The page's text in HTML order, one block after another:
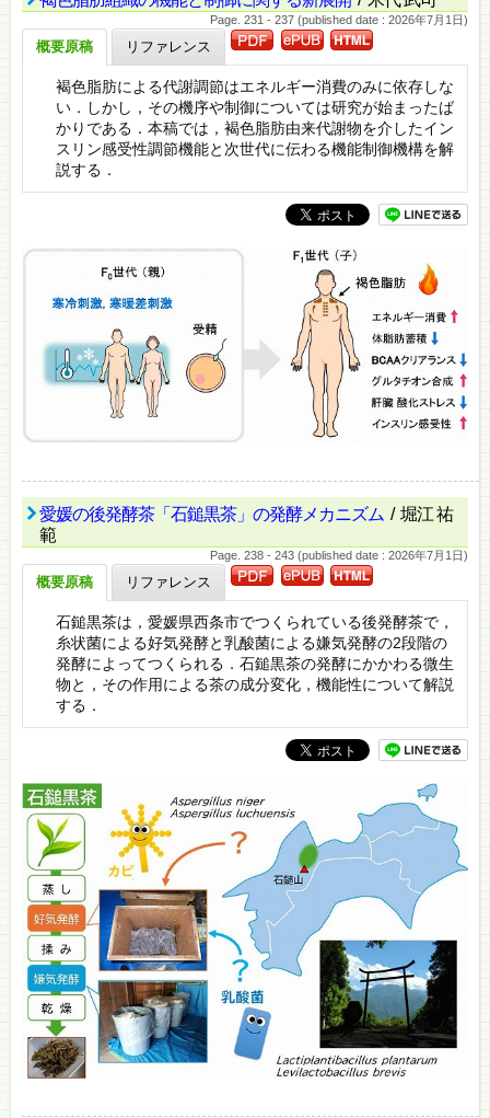
Page. 231 - 237 (published date : 2026年7月1日)
概要原稿 リファレンス
褐色脂肪による代謝調節はエネルギー消費のみに依存しな
い．しかし，その機序や制御については研究が始まったば
かりである．本稿では，褐色脂肪由来代謝物を介したイン
スリン感受性調節機能と次世代に伝わる機能制御機構を解
説する．
愛媛の後発酵茶「石鎚黒茶」の発酵メカニズム / 堀江 祐
範
Page. 238 - 243 (published date : 2026年7月1日)
概要原稿 リファレンス
石鎚黒茶は，愛媛県西条市でつくられている後発酵茶で，
糸状菌による好気発酵と乳酸菌による嫌気発酵の2段階の
発酵によってつくられる．石鎚黒茶の発酵にかかわる微生
物と，その作用による茶の成分変化，機能性について解説
する．